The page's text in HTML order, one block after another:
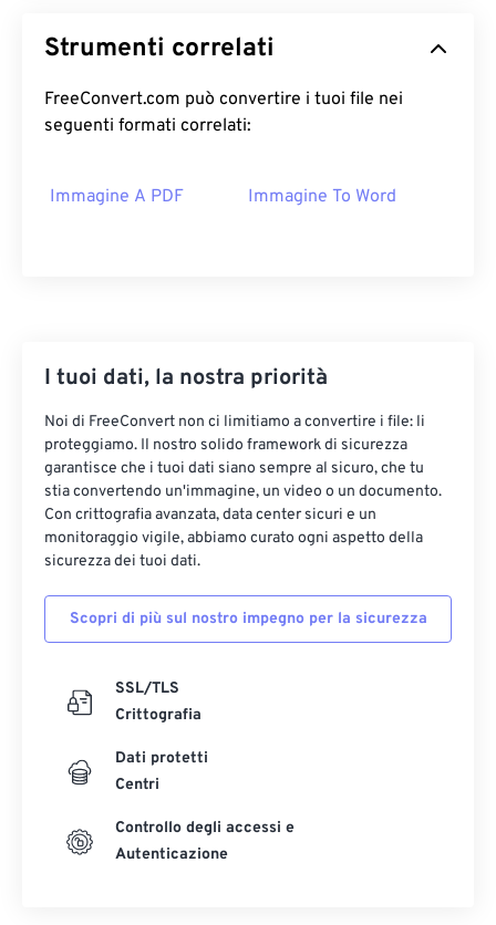
Strumenti correlati
FreeConvert.com può convertire i tuoi file nei
seguenti formati correlati:
Immagine A PDF Immagine To Word
I tuoi dati, la nostra priorità
Noi di FreeConvert non ci limitiamo a convertire i file: li
proteggiamo. Il nostro solido framework di sicurezza
garantisce che i tuoi dati siano sempre al sicuro, che tu
stia convertendo un'immagine, un video o un documento.
Con crittografia avanzata, data center sicuri e un
monitoraggio vigile, abbiamo curato ogni aspetto della
sicurezza dei tuoi dati.
Scopri di più sul nostro impegno per la sicurezza
SSL/TLS
Crittografia
Dati protetti
Centri
Controllo degli accessi e
Autenticazione